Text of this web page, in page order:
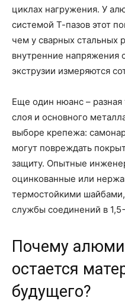
циклах нагружения. У
системой Т-пазов этот
чем у сварных стальных
внутренние напряжения
экструзии измеряются
Еще один нюанс – разная
слоя и основного
выборе крепежа:
могут повреждать
защиту. Опытные
оцинкованные или
термостойкими
службы соединений в
Почему
остается
будущего?